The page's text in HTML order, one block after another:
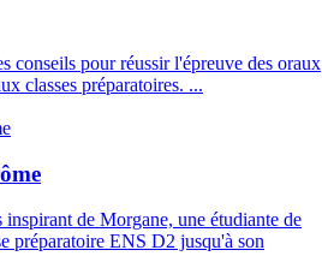
conseils pour réussir l'épreuve des oraux
classes préparatoires. ...
de Morgane, une étudiante de
préparatoire ENS D2 jusqu'à son